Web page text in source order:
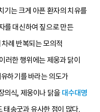
기는 크게 아픈 환자의 치유를
를 대신하여 짚으로 만든
례 반복되는 모의적
러한 행위에는 제웅과 닭이
하기를 바라는 의도가
의식, 제웅이나 닭을 대수대명
송굿과 유사한 점이 많다.